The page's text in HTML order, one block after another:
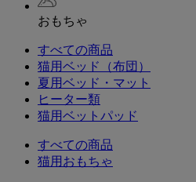
おもちゃ
すべての商品
猫用ベッド（布団）
夏用ベッド・マット
ヒーター類
猫用ベットパッド
すべての商品
猫用おもちゃ